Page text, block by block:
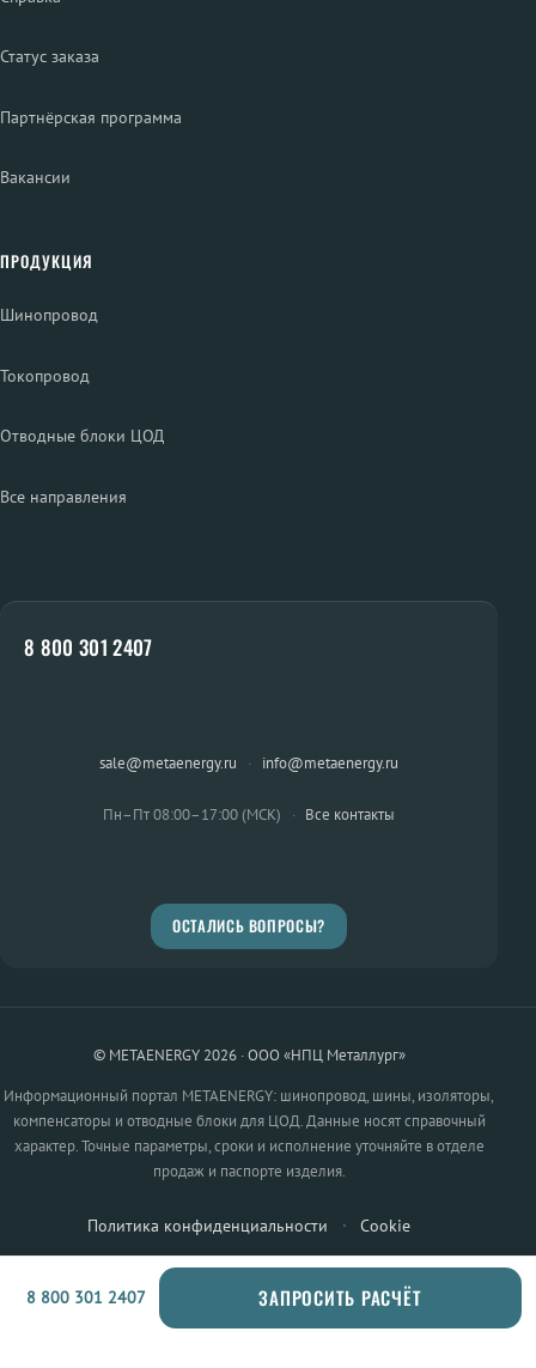
Статус заказа
Партнёрская программа
Вакансии
ПРОДУКЦИЯ
Шинопровод
Токопровод
Отводные блоки ЦОД
Все направления
8 800 301 2407
sale@metaenergy.ru · info@metaenergy.ru
Пн–Пт 08:00–17:00 (МСК) · Все контакты
ОСТАЛИСЬ ВОПРОСЫ?
© METAENERGY 2026 · ООО «НПЦ Металлург»
Информационный портал METAENERGY: шинопровод, шины, изоляторы,
компенсаторы и отводные блоки для ЦОД. Данные носят справочный
характер. Точные параметры, сроки и исполнение уточняйте в отделе
продаж и паспорте изделия.
Политика конфиденциальности · Cookie
8 800 301 2407 ЗАПРОСИТЬ РАСЧЁТ